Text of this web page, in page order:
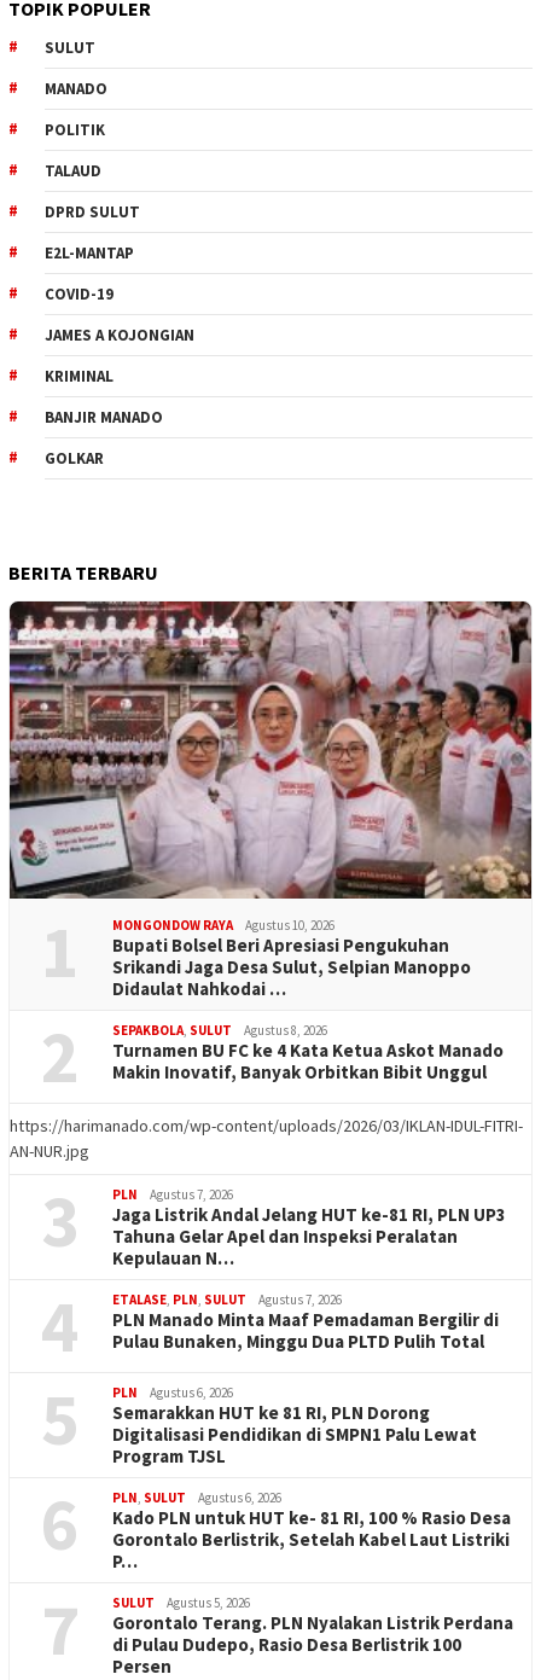
TOPIK POPULER
SULUT
MANADO
POLITIK
TALAUD
DPRD SULUT
E2L-MANTAP
COVID-19
JAMES A KOJONGIAN
KRIMINAL
BANJIR MANADO
GOLKAR
BERITA TERBARU
1 MONGONDOW RAYA Agustus 10, 2026
Bupati Bolsel Beri Apresiasi Pengukuhan
Srikandi Jaga Desa Sulut, Selpian Manoppo
Didaulat Nahkodai …
2 SEPAKBOLA, SULUT Agustus 8, 2026
Turnamen BU FC ke 4 Kata Ketua Askot Manado
Makin Inovatif, Banyak Orbitkan Bibit Unggul
https://harimanado.com/wp-content/uploads/2026/03/IKLAN-IDUL-FITRI-
AN-NUR.jpg
3 PLN Agustus 7, 2026
Jaga Listrik Andal Jelang HUT ke-81 RI, PLN UP3
Tahuna Gelar Apel dan Inspeksi Peralatan
Kepulauan N…
4 ETALASE, PLN, SULUT Agustus 7, 2026
PLN Manado Minta Maaf Pemadaman Bergilir di
Pulau Bunaken, Minggu Dua PLTD Pulih Total
5 PLN Agustus 6, 2026
Semarakkan HUT ke 81 RI, PLN Dorong
Digitalisasi Pendidikan di SMPN1 Palu Lewat
Program TJSL
6 PLN, SULUT Agustus 6, 2026
Kado PLN untuk HUT ke- 81 RI, 100 % Rasio Desa
Gorontalo Berlistrik, Setelah Kabel Laut Listriki
P…
7 SULUT Agustus 5, 2026
Gorontalo Terang. PLN Nyalakan Listrik Perdana
di Pulau Dudepo, Rasio Desa Berlistrik 100
Persen